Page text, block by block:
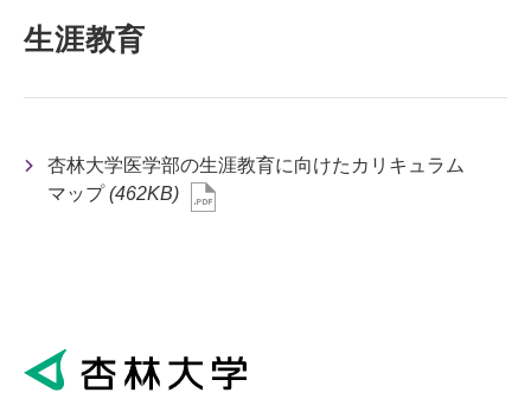
生涯教育
杏林大学医学部の生涯教育に向けたカリキュラム
マップ(462KB)